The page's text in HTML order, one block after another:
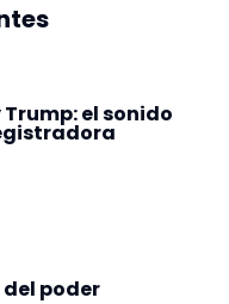
el sonido
poder